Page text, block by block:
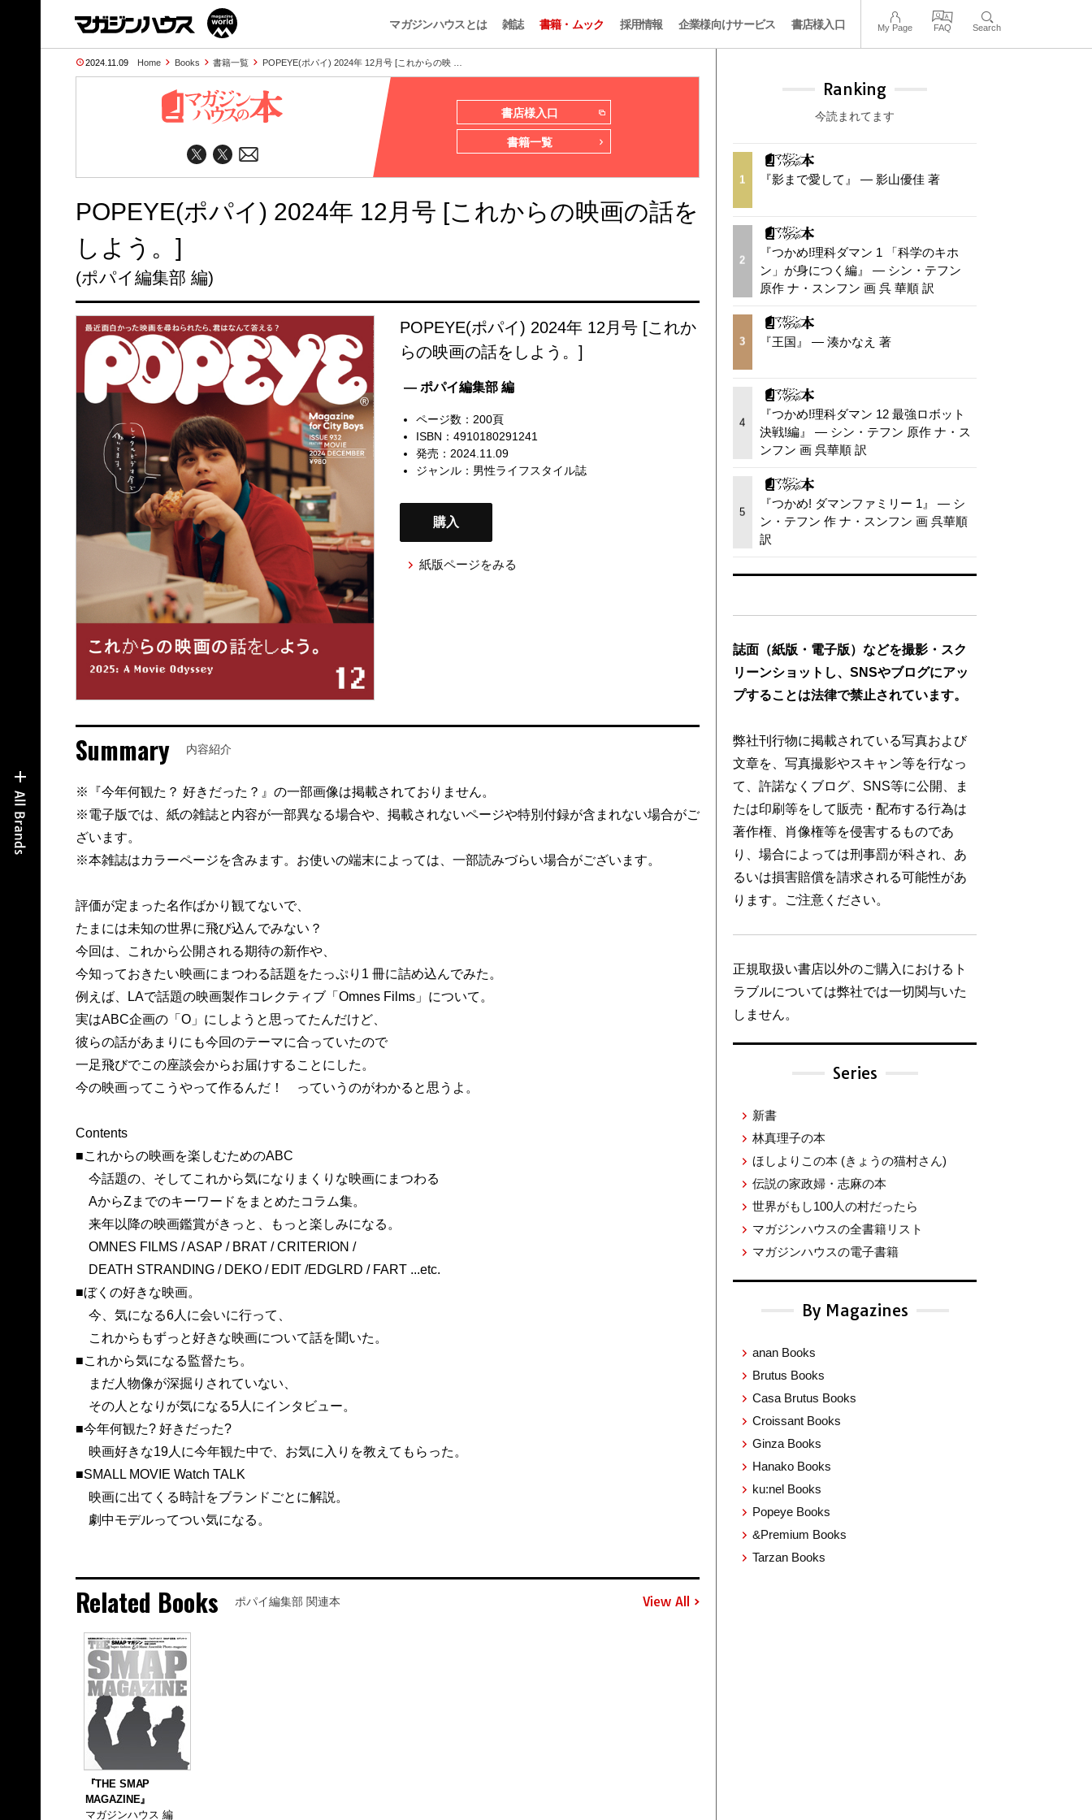
マガジンハウスとは 雑誌 書籍・ムック 採用情報 企業様向けサービス 書店様入口 My Page FAQ Search
2024.11.09 Home Books 書籍一覧 POPEYE(ポパイ) 2024年 12月号 [これからの映 …
書店様入口
書籍一覧
POPEYE(ポパイ) 2024年 12月号 [これからの映画の話を
しよう。]
(ポパイ編集部 編)
POPEYE(ポパイ) 2024年 12月号 [これか
らの映画の話をしよう。]
— ポパイ編集部 編
ページ数：200頁
ISBN：4910180291241
発売：2024.11.09
ジャンル： 男性ライフスタイル誌
購入
紙版ページをみる
Summary 内容紹介
※『今年何観た？ 好きだった？』の一部画像は掲載されておりません。
※電子版では、紙の雑誌と内容が一部異なる場合や、掲載されないページや特別付録が含まれない場合がご
ざいます。
※本雑誌はカラーページを含みます。お使いの端末によっては、一部読みづらい場合がございます。
評価が定まった名作ばかり観てないで、
たまには未知の世界に飛び込んでみない？
今回は、これから公開される期待の新作や、
今知っておきたい映画にまつわる話題をたっぷり1 冊に詰め込んでみた。
例えば、LAで話題の映画製作コレクティブ「Omnes Films」について。
実はABC企画の「O」にしようと思ってたんだけど、
彼らの話があまりにも今回のテーマに合っていたので
一足飛びでこの座談会からお届けすることにした。
今の映画ってこうやって作るんだ！ っていうのがわかると思うよ。
Contents
■これからの映画を楽しむためのABC
今話題の、そしてこれから気になりまくりな映画にまつわる
AからZまでのキーワードをまとめたコラム集。
来年以降の映画鑑賞がきっと、もっと楽しみになる。
OMNES FILMS / ASAP / BRAT / CRITERION /
DEATH STRANDING / DEKO / EDIT /EDGLRD / FART ...etc.
■ぼくの好きな映画。
今、気になる6人に会いに行って、
これからもずっと好きな映画について話を聞いた。
■これから気になる監督たち。
まだ人物像が深掘りされていない、
その人となりが気になる5人にインタビュー。
■今年何観た? 好きだった?
映画好きな19人に今年観た中で、お気に入りを教えてもらった。
■SMALL MOVIE Watch TALK
映画に出てくる時計をブランドごとに解説。
劇中モデルってつい気になる。
Related Books ポパイ編集部 関連本 View All
『THE SMAP
MAGAZINE』
マガジンハウス 編
Ranking
今読まれてます
1 『影まで愛して』 — 影山優佳 著
2
『つかめ!理科ダマン 1 「科学のキホ
ン」が身につく編』 — シン・テフン
原作 ナ・スンフン 画 呉 華順 訳
3 『王国』 — 湊かなえ 著
4
『つかめ!理科ダマン 12 最強ロボット
決戦!編』 — シン・テフン 原作 ナ・ス
ンフン 画 呉華順 訳
5
『つかめ! ダマンファミリー 1』 — シ
ン・テフン 作 ナ・スンフン 画 呉華順
訳
誌面（紙版・電子版）などを撮影・スク
リーンショットし、SNSやブログにアッ
プすることは法律で禁止されています。
弊社刊行物に掲載されている写真および
文章を、写真撮影やスキャン等を行なっ
て、許諾なくブログ、SNS等に公開、ま
たは印刷等をして販売・配布する行為は
著作権、肖像権等を侵害するものであ
り、場合によっては刑事罰が科され、あ
るいは損害賠償を請求される可能性があ
ります。ご注意ください。
正規取扱い書店以外のご購入におけるト
ラブルについては弊社では一切関与いた
しません。
Series
新書
林真理子の本
ほしよりこの本 (きょうの猫村さん)
伝説の家政婦・志麻の本
世界がもし100人の村だったら
マガジンハウスの全書籍リスト
マガジンハウスの電子書籍
By Magazines
anan Books
Brutus Books
Casa Brutus Books
Croissant Books
Ginza Books
Hanako Books
ku:nel Books
Popeye Books
&Premium Books
Tarzan Books